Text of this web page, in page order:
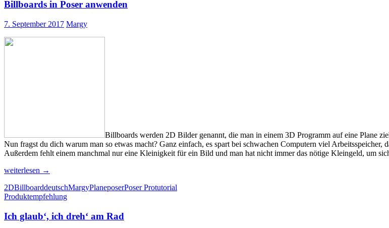
Billboards in Poser anwenden
7. September 2017 Margy
Billboards werden 2D Bilder genannt, die man in einem 3D Programm auf eine Plane
Nun fragst du dich warum man so etwas macht? Ganz einfach, es spart bei schwachen Computern viel
Außerdem fehlt einem manchmal nur eine Kleinigkeit für ein Bild und man hat nicht immer das nötige Kleingeld, um
Billboards
Poser
anwenden
weiterlesen →
2DBillboarddeutschMargyPlaneposerPoser Protutorial
Produktempfehlung
Ich glaub‘, ich dreh‘ am Rad